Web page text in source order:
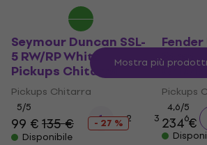
Seymour Duncan SSL-
5 RW/RP White
Pickups Chitarra
Pickups Chitarra
5/5
99 €135 €
- 27 %
Disponibile
Strat
Pickups
4,6/5
234 €
Mostra più prodotti
1 2 3 ... 6